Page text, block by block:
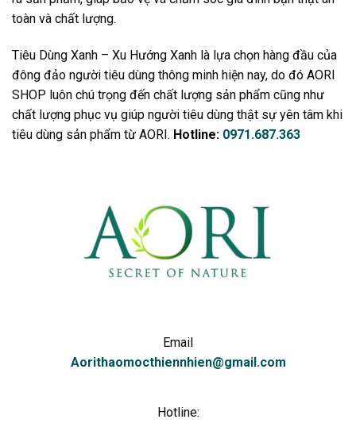
toàn và chất lượng.
Tiêu Dùng Xanh – Xu Hướng Xanh là lựa chọn hàng đầu của
đông đảo người tiêu dùng thông minh hiện nay, do đó AORI
SHOP luôn chú trọng đến chất lượng sản phẩm cũng như
chất lượng phục vụ giúp người tiêu dùng thật sự yên tâm khi
tiêu dùng sản phẩm từ AORI. Hotline: 0971.687.363
Email
Aorithaomocthiennhien@gmail.com
Hotline: